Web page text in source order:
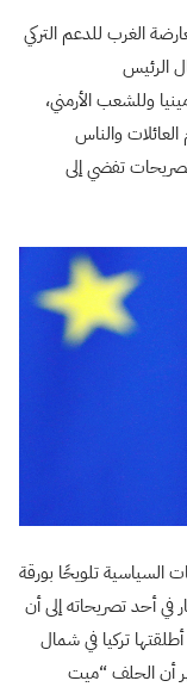
الغرب للدعم التركي
الرئيس
وللشعب الأرمني،
والناس
تفضي إلى
السياسية تلويحًا بورقة
في أحد تصريحاته إلى أن
تركيا في شمال
أن الحلف “ميت